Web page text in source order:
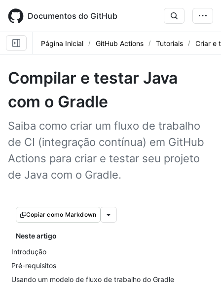
main
content
Documentos do GitHub
Página Inicial GitHub Actions Tutoriais Criar e
Compilar e testar Java
com o Gradle
Saiba como criar um fluxo de trabalho
de CI (integração contínua) em GitHub
Actions para criar e testar seu projeto
de Java com o Gradle.
Copiar como Markdown
Neste artigo
Introdução
Pré-requisitos
Usando um modelo de fluxo de trabalho do Gradle